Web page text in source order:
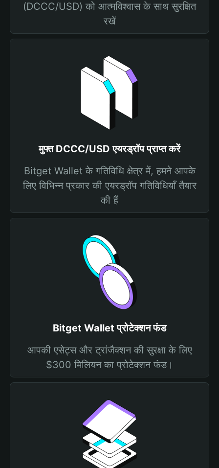
(DCCC/USD) को आत्मविश्वास के साथ सुरक्षित
रखें
मुफ्त DCCC/USD एयरड्रॉप प्राप्त करें
Bitget Wallet के गतिविधि क्षेत्र में, हमने आपके
लिए विभिन्न प्रकार की एयरड्रॉप गतिविधियाँ तैयार
की हैं
Bitget Wallet प्रोटेक्शन फंड
आपकी एसेट्स और ट्रांजैक्शन की सुरक्षा के लिए
$300 मिलियन का प्रोटेक्शन फंड।